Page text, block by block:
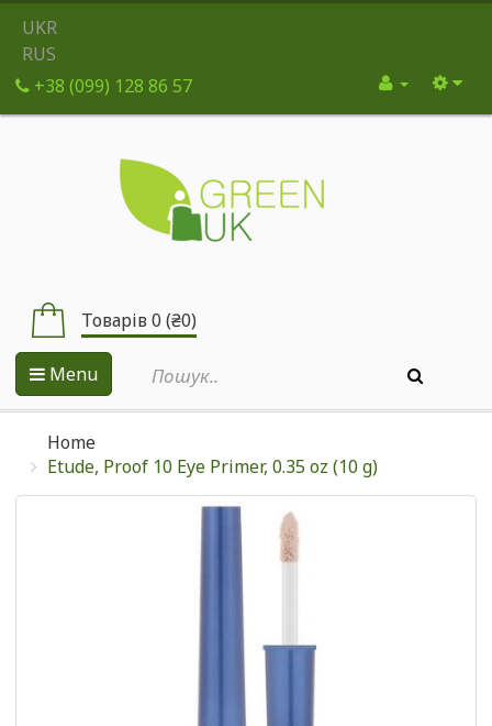
UKR
RUS
+38 (099) 128 86 57
Товарів 0 (₴0)
Menu
Home
Etude, Proof 10 Eye Primer, 0.35 oz (10 g)